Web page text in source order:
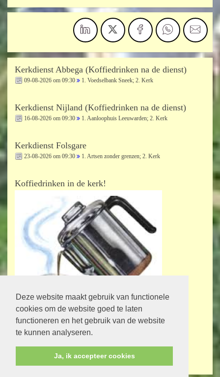
Deze website maakt gebruik van functionele
cookies om de website goed te laten
functioneren en het gebruik van de website
te kunnen analyseren.
Ja, ik accepteer cookies
Kerkdienst Abbega (Koffiedrinken na de dienst)
09-08-2026 om 09:30 1. Voedselbank Sneek; 2. Kerk
Kerkdienst Nijland (Koffiedrinken na de dienst)
16-08-2026 om 09:30 1. Aanloophuis Leeuwarden; 2. Kerk
Kerkdienst Folsgare
23-08-2026 om 09:30 1. Artsen zonder grenzen; 2. Kerk
Koffiedrinken in de kerk!
Bij de kerkdiensten staat vermeld op welke zondag en op welk tijdstip er
Maak er gebruik van om naar elkaar om te kijken en lief en leed te delen.